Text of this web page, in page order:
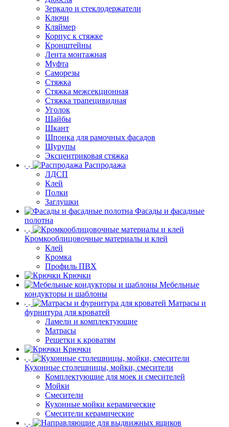
Зеркало и стеклодержатели
Ключи
Кляймер
Корпус к стяжке
Кронштейны
Лента монтажная
Муфта
Саморезы
Стяжка
Стяжка межсекционная
Стяжка трапецивидная
Уголок
Шайбы
Шкант
Шпонка для рамочных фасадов
Шурупы
Эксцентриковая стяжка
Распродажа
ЛДСП
Клей
Полки
Заглушки
Фасады и фасадные
полотна
Кромкооблицовочные материалы и клей
Клей
Кромка
Профиль ПВХ
Крючки
Мебельные
кондукторы и шаблоны
Матрасы и
фурнитура для кроватей
Ламели и комплектующие
Матрасы
Решетки к кроватям
Крючки
Кухонные столешницы, мойки, смесители
Комплектующие для моек и смесителей
Мойки
Смесители
Кухонные мойки керамические
Смесители керамические